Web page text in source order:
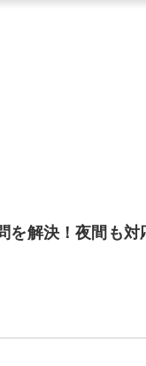
を解決！夜間も